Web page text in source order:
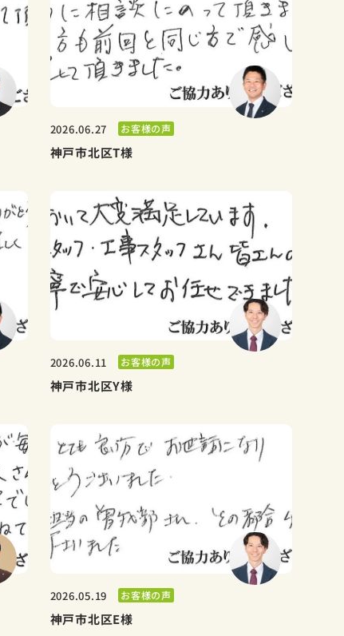
2026.06.27 お客様の声
神戸市北区T様
2026.06.11 お客様の声
神戸市北区Y様
2026.05.19 お客様の声
神戸市北区E様